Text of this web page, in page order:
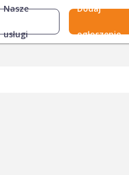
Nasze
usługi
Dodaj
ogłoszenie